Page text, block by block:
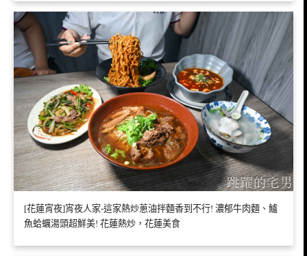
[花蓮宵夜]宵夜人家-這家熱炒蔥油拌麵香到不行! 濃郁牛肉麵、鱸
魚蛤蠣湯頭超鮮美! 花蓮熱炒，花蓮美食